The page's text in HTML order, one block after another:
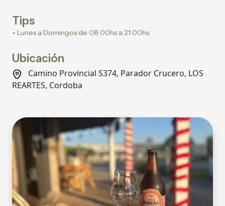
Tips
- Lunes a Domingos de 08:00hs a 21:00hs.
Ubicación
Camino Provincial S374, Parador Crucero, LOS
REARTES, Cordoba